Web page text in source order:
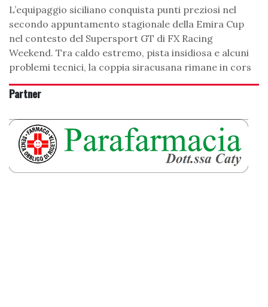
L’equipaggio siciliano conquista punti preziosi nel
secondo appuntamento stagionale della Emira Cup
nel contesto del Supersport GT di FX Racing
Weekend. Tra caldo estremo, pista insidiosa e alcuni
problemi tecnici, la coppia siracusana rimane in cors
Partner